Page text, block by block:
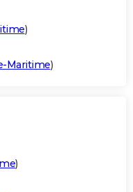
)
Maritime)
)